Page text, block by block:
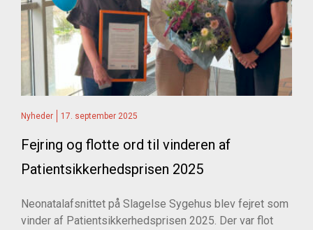
Nyheder 17. september 2025
Fejring og flotte ord til vinderen af
Patientsikkerhedsprisen 2025
Neonatalafsnittet på Slagelse Sygehus blev fejret som
vinder af Patientsikkerhedsprisen 2025. Der var flot